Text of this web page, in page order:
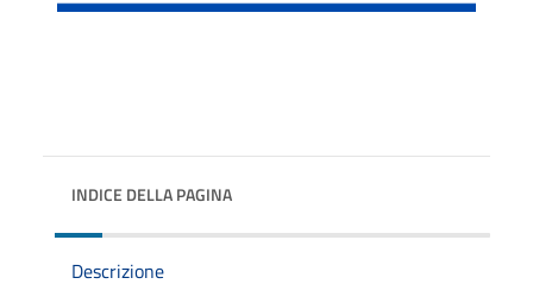
INDICE DELLA PAGINA
Descrizione